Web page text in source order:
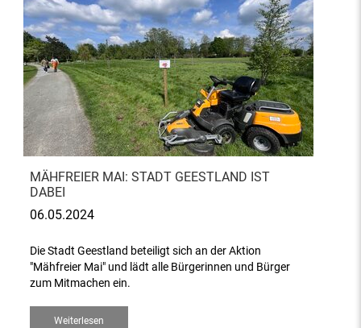
MÄHFREIER MAI: STADT GEESTLAND IST
DABEI
06.05.2024
Die Stadt Geestland beteiligt sich an der Aktion
"Mähfreier Mai" und lädt alle Bürgerinnen und Bürger
zum Mitmachen ein.
Weiterlesen